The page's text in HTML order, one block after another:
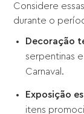
Considere
durante o
Decoração
serpentinas
Carnaval.
Exposição
itens